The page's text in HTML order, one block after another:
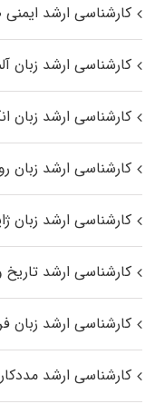
کارشناسی ارشد
کارشناسی ارشد زبان
کارشناسی ارشد زبان
کارشناسی ارشد زبان
کارشناسی ارشد زبان
کارشناسی ارشد
کارشناسی ارشد زبان
کارشناسی ارشد